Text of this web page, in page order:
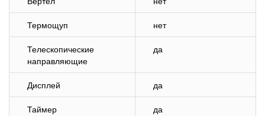
Термощуп нет
Телескопические
направляющие
да
Дисплей да
Таймер да